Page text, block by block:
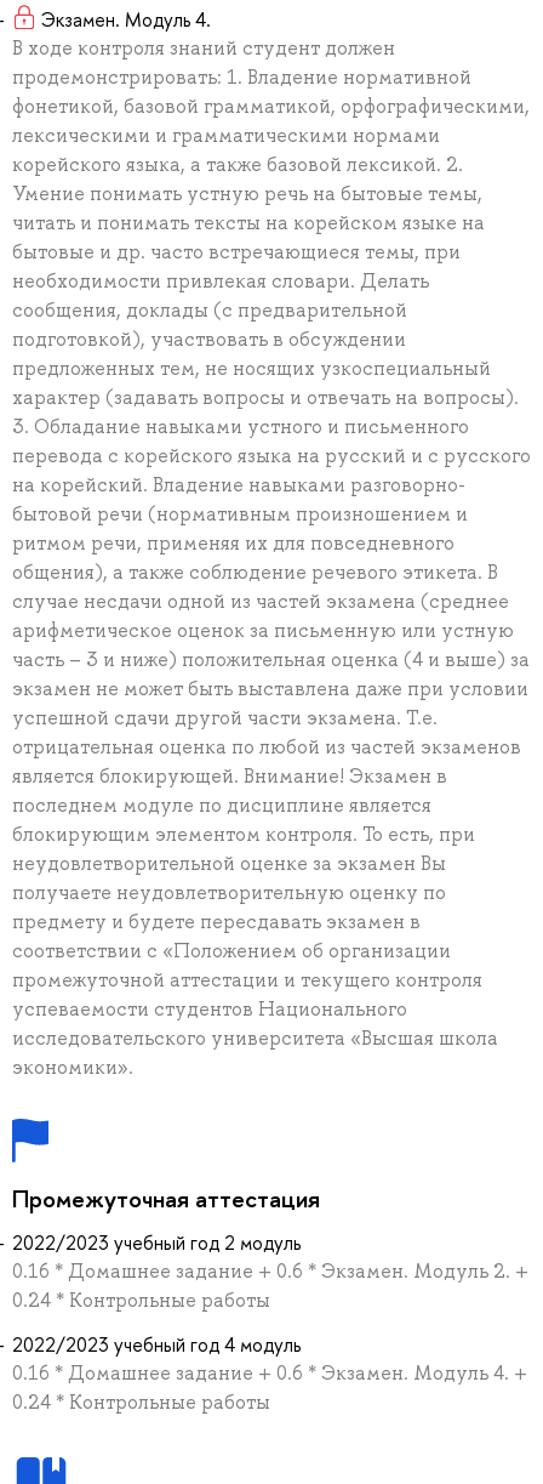
Экзамен. Модуль 4.
В ходе контроля знаний студент должен
продемонстрировать: 1. Владение нормативной
фонетикой, базовой грамматикой, орфографическими,
лексическими и грамматическими нормами
корейского языка, а также базовой лексикой. 2.
Умение понимать устную речь на бытовые темы,
читать и понимать тексты на корейском языке на
бытовые и др. часто встречающиеся темы, при
необходимости привлекая словари. Делать
сообщения, доклады (с предварительной
подготовкой), участвовать в обсуждении
предложенных тем, не носящих узкоспециальный
характер (задавать вопросы и отвечать на вопросы).
3. Обладание навыками устного и письменного
перевода с корейского языка на русский и с русского
на корейский. Владение навыками разговорно-
бытовой речи (нормативным произношением и
ритмом речи, применяя их для повседневного
общения), а также соблюдение речевого этикета. В
случае несдачи одной из частей экзамена (среднее
арифметическое оценок за письменную или устную
часть – 3 и ниже) положительная оценка (4 и выше) за
экзамен не может быть выставлена даже при условии
успешной сдачи другой части экзамена. Т.е.
отрицательная оценка по любой из частей экзаменов
является блокирующей. Внимание! Экзамен в
последнем модуле по дисциплине является
блокирующим элементом контроля. То есть, при
неудовлетворительной оценке за экзамен Вы
получаете неудовлетворительную оценку по
предмету и будете пересдавать экзамен в
соответствии с «Положением об организации
промежуточной аттестации и текущего контроля
успеваемости студентов Национального
исследовательского университета «Высшая школа
экономики».
Промежуточная аттестация
2022/2023 учебный год 2 модуль
0.16 * Домашнее задание + 0.6 * Экзамен. Модуль 2. +
0.24 * Контрольные работы
2022/2023 учебный год 4 модуль
0.16 * Домашнее задание + 0.6 * Экзамен. Модуль 4. +
0.24 * Контрольные работы